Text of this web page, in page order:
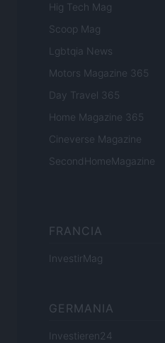
Hig Tech Mag
Scoop Mag
Lgbtqia News
Motors Magazine 365
Day Travel 365
Home Magazine 365
Cineverse Magazine
SecondHomeMagazine
FRANCIA
InvestirMag
GERMANIA
Investieren24